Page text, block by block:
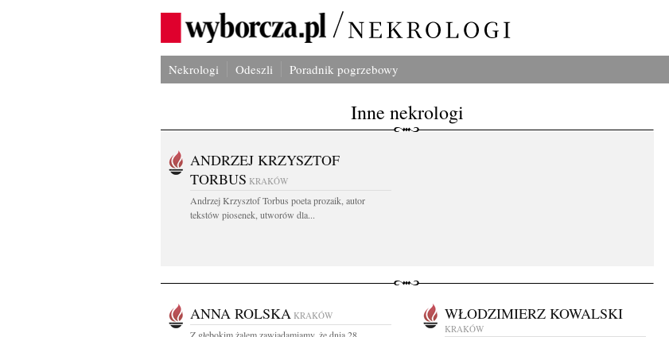
Nekrologi Odeszli Poradnik pogrzebowy
Inne nekrologi
ANDRZEJ KRZYSZTOF
TORBUS KRAKÓW
Andrzej Krzysztof Torbus poeta prozaik, autor
tekstów piosenek, utworów dla...
ANNA ROLSKA KRAKÓW WŁODZIMIERZ KOWALSKI
KRAKÓW